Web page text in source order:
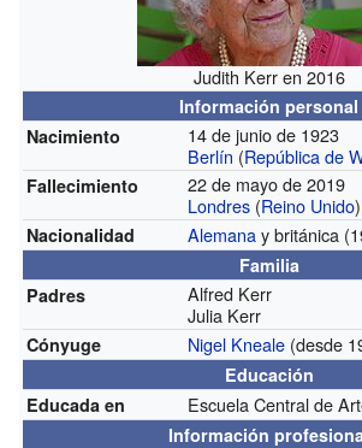
Judith Kerr en 2016
Información personal
Nacimiento
14 de junio de 1923
Berlín (República de
Fallecimiento
22 de mayo de 2019
Londres (Reino Unido)
Nacionalidad Alemanay británica
Familia
Padres
Alfred Kerr
Julia Kerr
Cónyuge Nigel Kneale (desde
Educación
Educada en
Escuela Central de
Información